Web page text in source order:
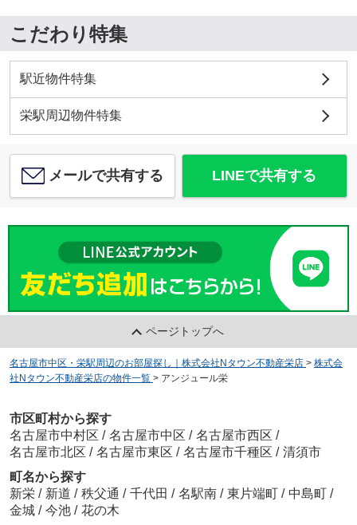
こだわり特集
駅近物件特集
栄駅周辺物件特集
メールで共有する LINEで共有する
ページトップへ
名古屋市中区・栄駅周辺のお部屋探し｜株式会社Nタウン不動産栄店 > 株式会
社Nタウン不動産栄店の物件一覧 > アンジュール栄
市区町村から探す
名古屋市中村区 / 名古屋市中区 / 名古屋市西区 /
名古屋市北区 / 名古屋市東区 / 名古屋市千種区 / 清須市
町名から探す
新栄 / 新道 / 秩父通 / 千代田 / 名駅南 / 東片端町 / 中島町 /
金城 / 今池 / 花の木